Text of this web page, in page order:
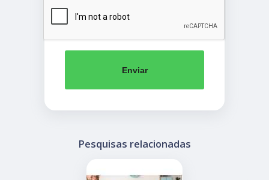
Enviar
Pesquisas relacionadas